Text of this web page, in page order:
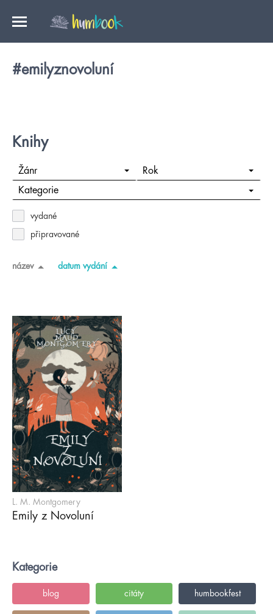
#emilyznovoluní
Knihy
Žánr Rok
Kategorie
vydané
připravované
název datum vydání
L. M. Montgomery
Emily z Novoluní
Kategorie
blog citáty humbookfest